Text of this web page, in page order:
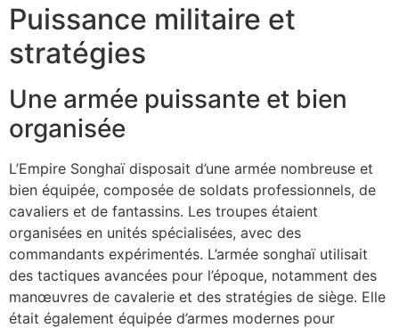
Puissance militaire et
stratégies
Une armée puissante et bien
organisée
L’Empire Songhaï disposait d’une armée nombreuse et
bien équipée, composée de soldats professionnels, de
cavaliers et de fantassins. Les troupes étaient
organisées en unités spécialisées, avec des
commandants expérimentés. L’armée songhaï utilisait
des tactiques avancées pour l’époque, notamment des
manœuvres de cavalerie et des stratégies de siège. Elle
était également équipée d’armes modernes pour